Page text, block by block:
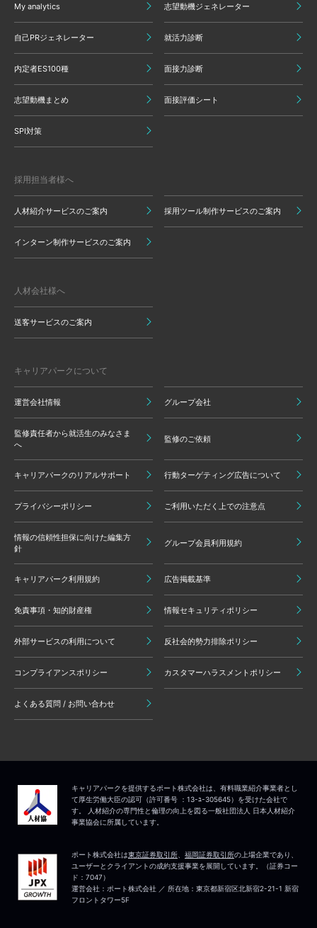
My analytics 志望動機ジェネレーター
自己PRジェネレーター 就活力診断
内定者ES100種 面接力診断
志望動機まとめ 面接評価シート
SPI対策
採用担当者様へ
人材紹介サービスのご案内 採用ツール制作サービスのご案内
インターン制作サービスのご案内
人材会社様へ
送客サービスのご案内
キャリアパークについて
運営会社情報 グループ会社
監修責任者から就活生のみなさま
へ
監修のご依頼
キャリアパークのリアルサポート 行動ターゲティング広告について
プライバシーポリシー ご利用いただく上での注意点
情報の信頼性担保に向けた編集方
針
グループ会員利用規約
キャリアパーク利用規約 広告掲載基準
免責事項・知的財産権 情報セキュリティポリシー
外部サービスの利用について 反社会的勢力排除ポリシー
コンプライアンスポリシー カスタマーハラスメントポリシー
よくある質問 / お問い合わせ